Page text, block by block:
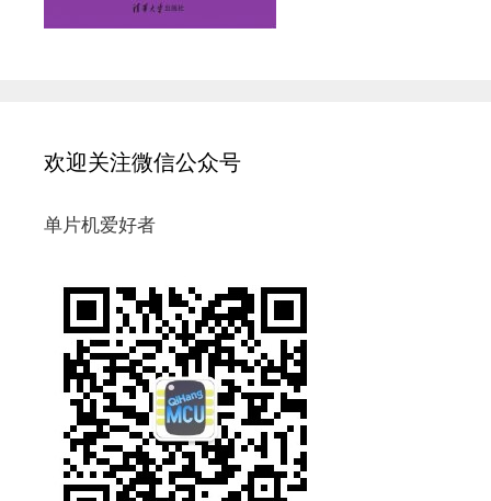
欢迎关注微信公众号
单片机爱好者